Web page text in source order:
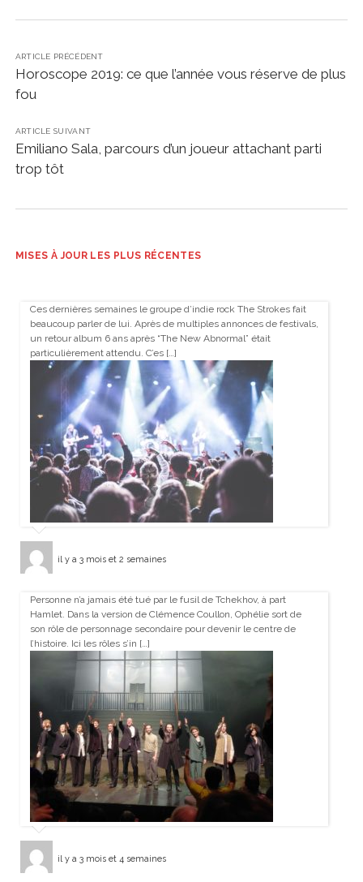
ARTICLE PRÉCÉDENT
Horoscope 2019: ce que l’année vous réserve de plus
fou
ARTICLE SUIVANT
Emiliano Sala, parcours d’un joueur attachant parti
trop tôt
MISES À JOUR LES PLUS RÉCENTES
Ces dernières semaines le groupe d’indie rock The Strokes fait
beaucoup parler de lui. Après de multiples annonces de festivals,
un retour album 6 ans après “The New Abnormal” était
particulièrement attendu. C’es […]
il y a 3 mois et 2 semaines
Personne n’a jamais été tué par le fusil de Tchekhov, à part
Hamlet. Dans la version de Clémence Coullon, Ophélie sort de
son rôle de personnage secondaire pour devenir le centre de
l’histoire. Ici les rôles s’in […]
il y a 3 mois et 4 semaines